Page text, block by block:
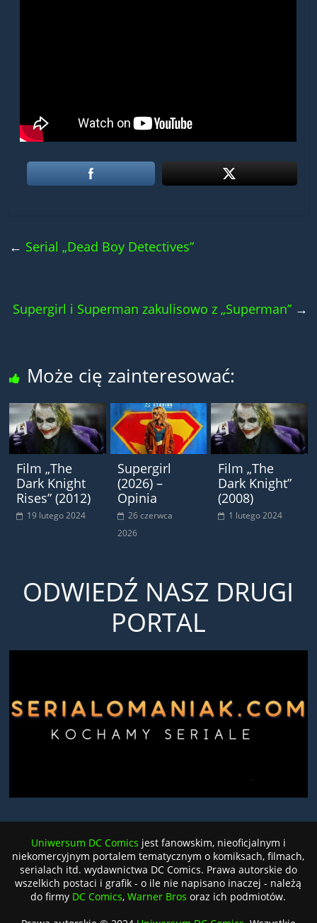
← Serial „Dead Boy Detectives”
Supergirl i Superman zakulisowo z „Superman” →
Może cię zainteresować:
Film „The
Dark Knight
Rises” (2012)
19 lutego 2024
Supergirl
(2026) –
Opinia
26 czerwca
2026
Film „The
Dark Knight”
(2008)
1 lutego 2024
ODWIEDŹ NASZ DRUGI
PORTAL
Uniwersum DC Comics jest fanowskim, nieoficjalnym i
niekomercyjnym portalem tematycznym o komiksach, filmach,
serialach itd. wydawnictwa DC Comics. Prawa autorskie do
wszelkich postaci i grafik - o ile nie napisano inaczej - należą
do firmy DC Comics,Warner Bros oraz ich podmiotów.